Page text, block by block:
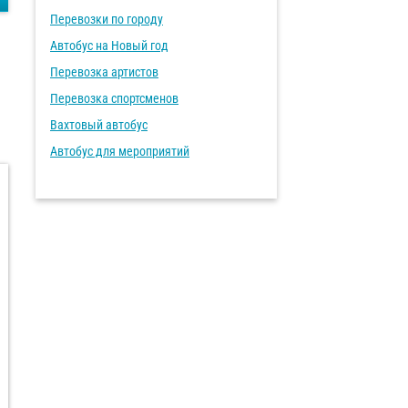
Перевозки по городу
Автобус на Новый год
Перевозка артистов
Перевозка спортсменов
Вахтовый автобус
Автобус для мероприятий